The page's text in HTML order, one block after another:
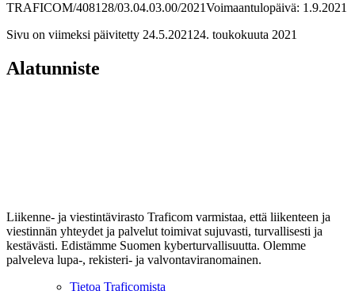
TRAFICOM/408128/03.04.03.00/2021Voimaantulopäivä: 1.9.2021
Sivu on viimeksi päivitetty 24.5.2021 24. toukokuuta 2021
Alatunniste
Liikenne- ja viestintävirasto Traficom varmistaa, että liikenteen ja
viestinnän yhteydet ja palvelut toimivat sujuvasti, turvallisesti ja
kestävästi. Edistämme Suomen kyberturvallisuutta. Olemme
palveleva lupa-, rekisteri- ja valvontaviranomainen.
Tietoa Traficomista